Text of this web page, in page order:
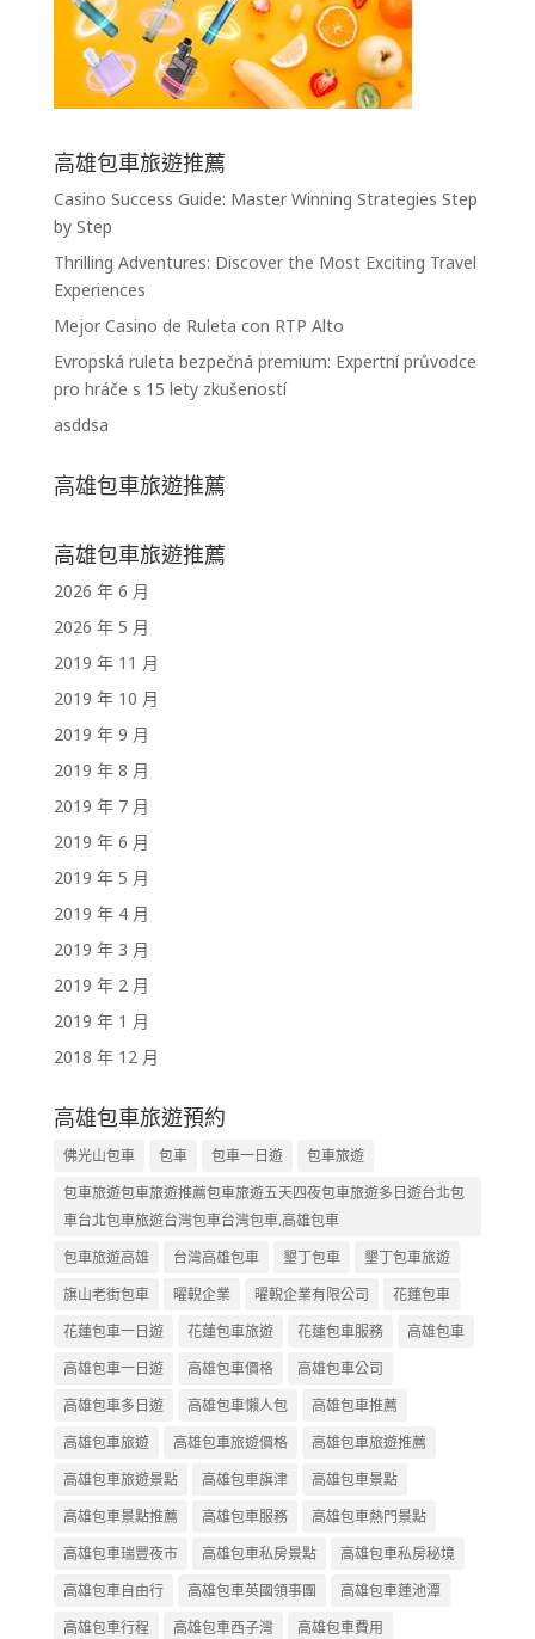
高雄包車旅遊推薦
Casino Success Guide: Master Winning Strategies Step
by Step
Thrilling Adventures: Discover the Most Exciting Travel
Experiences
Mejor Casino de Ruleta con RTP Alto
Evropská ruleta bezpečná premium: Expertní průvodce
pro hráče s 15 lety zkušeností
asddsa
高雄包車旅遊推薦
高雄包車旅遊推薦
2026 年 6 月
2026 年 5 月
2019 年 11 月
2019 年 10 月
2019 年 9 月
2019 年 8 月
2019 年 7 月
2019 年 6 月
2019 年 5 月
2019 年 4 月
2019 年 3 月
2019 年 2 月
2019 年 1 月
2018 年 12 月
高雄包車旅遊預約
佛光山包車 包車 包車一日遊
包車旅遊
包車旅遊包車旅遊推薦包車旅遊五天四夜包車旅遊多日遊台北包
車台北包車旅遊台灣包車台灣包車.高雄包車
包車旅遊高雄
台灣高雄包車 墾丁包車
墾丁包車旅遊
旗山老街包車
曜輗企業 曜輗企業有限公司
花蓮包車
花蓮包車一日遊
花蓮包車旅遊 花蓮包車服務
高雄包車
高雄包車一日遊
高雄包車價格
高雄包車公司
高雄包車多日遊
高雄包車懶人包
高雄包車推薦
高雄包車旅遊
高雄包車旅遊價格
高雄包車旅遊推薦
高雄包車旅遊景點
高雄包車旗津
高雄包車景點
高雄包車景點推薦
高雄包車服務
高雄包車熱門景點
高雄包車瑞豐夜市
高雄包車私房景點
高雄包車私房秘境
高雄包車自由行
高雄包車英國領事團
高雄包車蓮池潭
高雄包車行程
高雄包車西子灣
高雄包車費用